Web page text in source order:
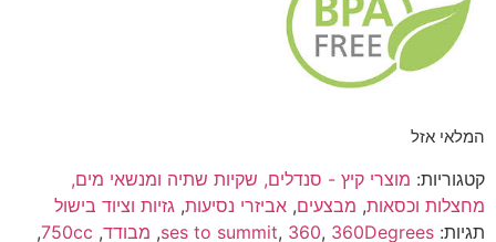
המלאי אזל
קטגוריות: מוצרי קיץ - סנדלים, שקיות שתיה ומנשאי מים,
מחצלות וכסאות, מבצעים, אביזרי נסיעות, גזיות וציוד בישול
תגיות:
ses to summit, 360, 360Degrees
, מבודד,
750cc
,